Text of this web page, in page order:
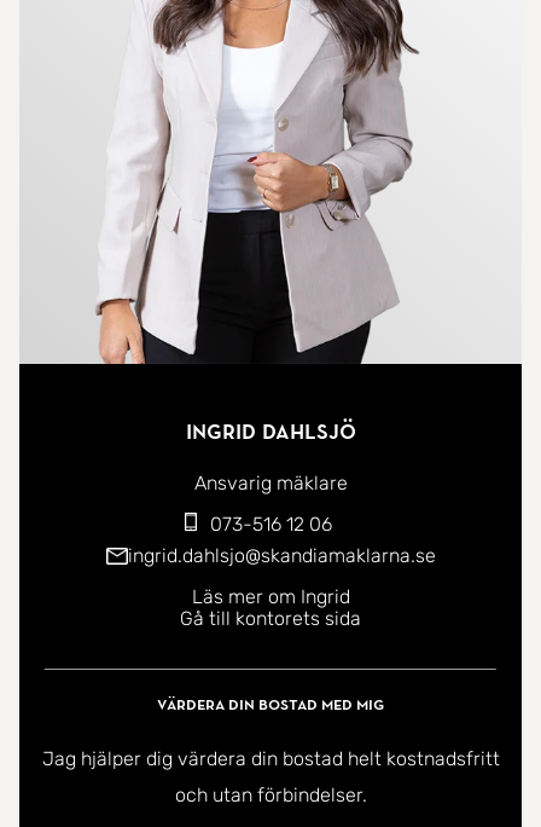
Ingrid Dahlsjö
Ansvarig mäklare
073-516 12 06
ingrid.dahlsjo@skandiamaklarna.se
Läs mer om Ingrid
Gå till kontorets sida
Värdera din bostad med mig
Jag hjälper dig värdera din bostad helt kostnadsfritt
och utan förbindelser.